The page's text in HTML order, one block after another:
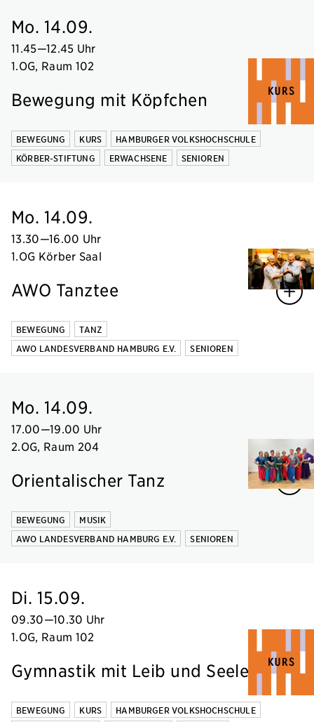
Mo. 14.09.
11.45—12.45 Uhr
1.OG, Raum 102
Bewegung mit Köpfchen
BEWEGUNG KURS
HAMBURGER VOLKSHOCHSCHULE
KÖRBER-STIFTUNG
ERWACHSENE SENIOREN
Mo. 14.09.
13.30—16.00 Uhr
1.OG Körber Saal
AWO Tanztee
BEWEGUNG
TANZ
AWO LANDESVERBAND HAMBURG E.V.
SENIOREN
Mo. 14.09.
17.00—19.00 Uhr
2.OG, Raum 204
Orientalischer Tanz
BEWEGUNG
MUSIK
AWO LANDESVERBAND HAMBURG E.V.
SENIOREN
Di. 15.09.
09.30—10.30 Uhr
1.OG, Raum 102
Gymnastik mit Leib und Seele
BEWEGUNG KURS
HAMBURGER VOLKSHOCHSCHULE